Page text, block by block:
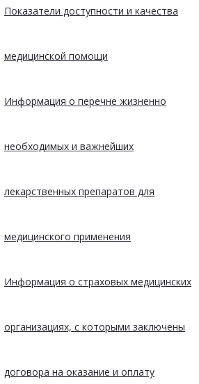
Показатели доступности и качества
медицинской помощи
Информация о перечне жизненно
необходимых и важнейших
лекарственных препаратов для
медицинского применения
Информация о страховых медицинских
организациях, с которыми заключены
договора на оказание и оплату